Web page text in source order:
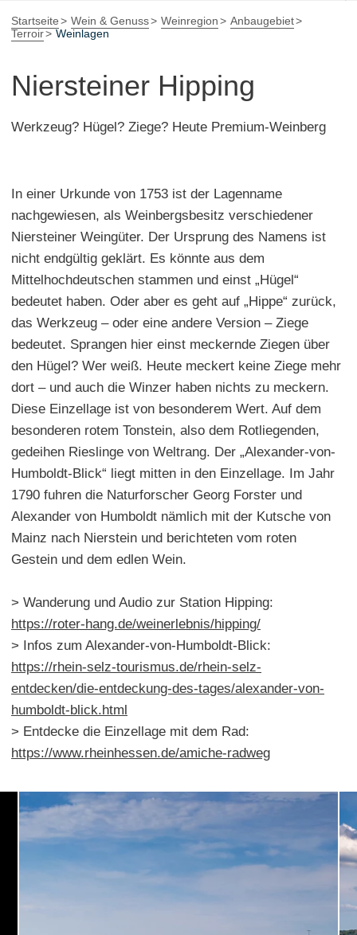
Startseite Wein & Genuss Weinregion
Anbaugebiet
Terroir
Weinlagen
Niersteiner Hipping
Werkzeug? Hügel? Ziege? Heute Premium-Weinberg
In einer Urkunde von 1753 ist der Lagenname
nachgewiesen, als Weinbergsbesitz verschiedener
Niersteiner Weingüter. Der Ursprung des Namens ist
nicht endgültig geklärt. Es könnte aus dem
Mittelhochdeutschen stammen und einst „Hügel“
bedeutet haben. Oder aber es geht auf „Hippe“ zurück,
das Werkzeug – oder eine andere Version – Ziege
bedeutet. Sprangen hier einst meckernde Ziegen über
den Hügel? Wer weiß. Heute meckert keine Ziege mehr
dort – und auch die Winzer haben nichts zu meckern.
Diese Einzellage ist von besonderem Wert. Auf dem
besonderen rotem Tonstein, also dem Rotliegenden,
gedeihen Rieslinge von Weltrang. Der „Alexander-von-
Humboldt-Blick“ liegt mitten in den Einzellage. Im Jahr
1790 fuhren die Naturforscher Georg Forster und
Alexander von Humboldt nämlich mit der Kutsche von
Mainz nach Nierstein und berichteten vom roten
Gestein und dem edlen Wein.
> Wanderung und Audio zur Station Hipping:
https://roter-hang.de/weinerlebnis/hipping/
> Infos zum Alexander-von-Humboldt-Blick:
https://rhein-selz-tourismus.de/rhein-selz-
entdecken/die-entdeckung-des-tages/alexander-von-
humboldt-blick.html
> Entdecke die Einzellage mit dem Rad:
https://www.rheinhessen.de/amiche-radweg